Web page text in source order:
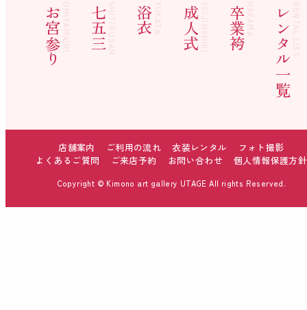
お宮参り 七五三 浴衣 成人式 卒業袴 レンタル一覧
店舗案内 ご利用の流れ 衣装レンタル
フォト撮影
よくあるご質問
ご来店予約 お問い合わせ 個人情報保護方針
Copyright © Kimono art gallery UTAGE All rights Reserved.